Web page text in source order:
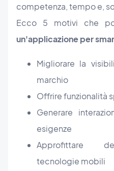
competenza, tempo e,
Ecco 5 motivi che
un'applicazione per
Migliorare la
marchio
Offrire funzionalità
Generare
esigenze
Approfittare
tecnologie mobili